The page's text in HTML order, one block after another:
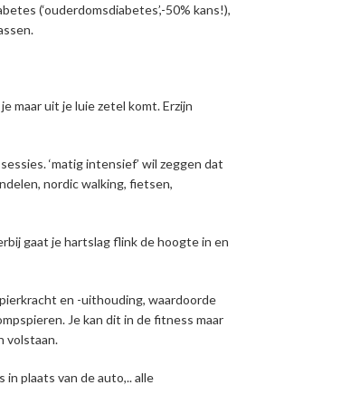
(‘ouderdomsdiabetes’,-50% kans!),
maar uit je luie zetel komt. Erzijn
‘matig intensief’ wil zeggen dat
nordic walking, fietsen,
gaat je hartslag flink de hoogte in en
en -uithouding, waardoorde
Je kan dit in de fitness maar
volstaan.
plaats van de auto,.. alle